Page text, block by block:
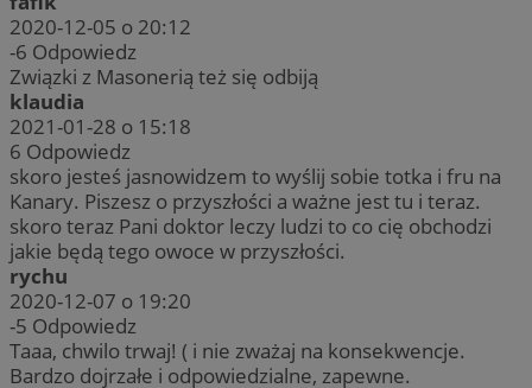
2020-12-05 o 20:12
-6 Odpowiedz
Związki z Masonerią też się odbiją
klaudia
2021-01-28 o 15:18
6 Odpowiedz
skoro jesteś jasnowidzem to wyślij sobie totka i fru na
Kanary. Piszesz o przyszłości a ważne jest tu i teraz.
skoro teraz Pani doktor leczy ludzi to co cię obchodzi
jakie będą tego owoce w przyszłości.
rychu
2020-12-07 o 19:20
-5 Odpowiedz
Taaa, chwilo trwaj! ( i nie zważaj na konsekwencje.
Bardzo dojrzałe i odpowiedzialne, zapewne.